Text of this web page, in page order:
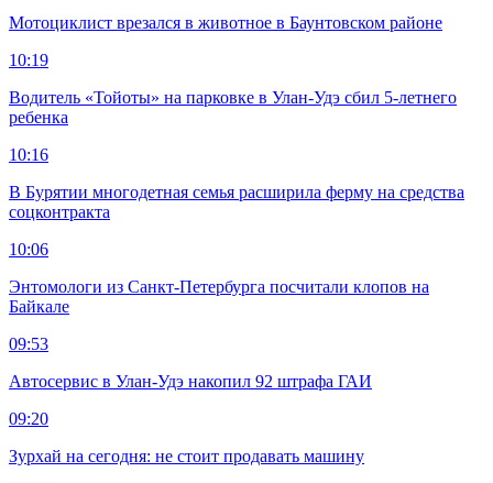
Мотоциклист врезался в животное в Баунтовском районе
10:19
Водитель «Тойоты» на парковке в Улан-Удэ сбил 5-летнего
ребенка
10:16
В Бурятии многодетная семья расширила ферму на средства
соцконтракта
10:06
Энтомологи из Санкт-Петербурга посчитали клопов на
Байкале
09:53
Автосервис в Улан-Удэ накопил 92 штрафа ГАИ
09:20
Зурхай на сегодня: не стоит продавать машину